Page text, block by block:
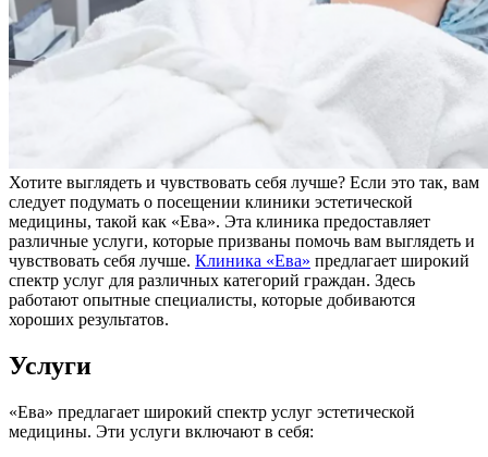
Хотите выглядеть и чувствовать себя лучше? Если это так, вам
следует подумать о посещении клиники эстетической
медицины, такой как «Ева». Эта клиника предоставляет
различные услуги, которые призваны помочь вам выглядеть и
чувствовать себя лучше. Клиника «Ева» предлагает широкий
спектр услуг для различных категорий граждан. Здесь
работают опытные специалисты, которые добиваются
хороших результатов.
Услуги
«Ева» предлагает широкий спектр услуг эстетической
медицины. Эти услуги включают в себя: